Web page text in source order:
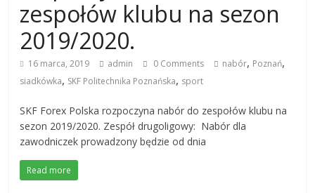
zespołów klubu na sezon
2019/2020.
16 marca, 2019 admin 0 Comments nabór, Poznań,
siadkówka, SKF Politechnika Poznańska, sport
SKF Forex Polska rozpoczyna nabór do zespołów klubu na
sezon 2019/2020. Zespół drugoligowy: Nabór dla
zawodniczek prowadzony będzie od dnia
Read more